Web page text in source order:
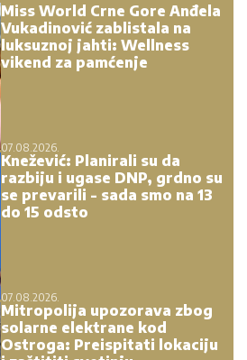
Miss World Crne Gore Anđela
Vukadinović zablistala na
luksuznoj jahti: Wellness
vikend za pamćenje
07.08.2026.
Knežević: Planirali su da
razbiju i ugase DNP, grdno su
se prevarili - sada smo na 13
do 15 odsto
07.08.2026.
Mitropolija upozorava zbog
solarne elektrane kod
Ostroga: Preispitati lokaciju